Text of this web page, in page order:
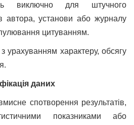
виключно для штучного
автора, установи або журналу
цитуванням.
урахуванням характеру, обсягу
даних
спотворення результатів,
показниками або